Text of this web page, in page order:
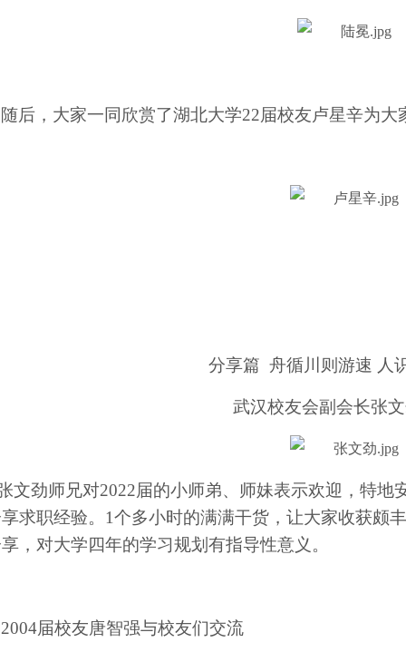
随后，大家一同欣赏了湖北大学22届校友卢星辛为大
分享篇 舟循川则游速 人
武汉校友会副会长张
文劲师兄对2022届的小师弟、师妹表示欢迎，特地
求职经验。1个多小时的满满干货，让大家收获颇
，对大学四年的学习规划有指导性意义。
2004届校友唐智强与校友们交流